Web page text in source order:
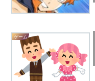
ゲーム